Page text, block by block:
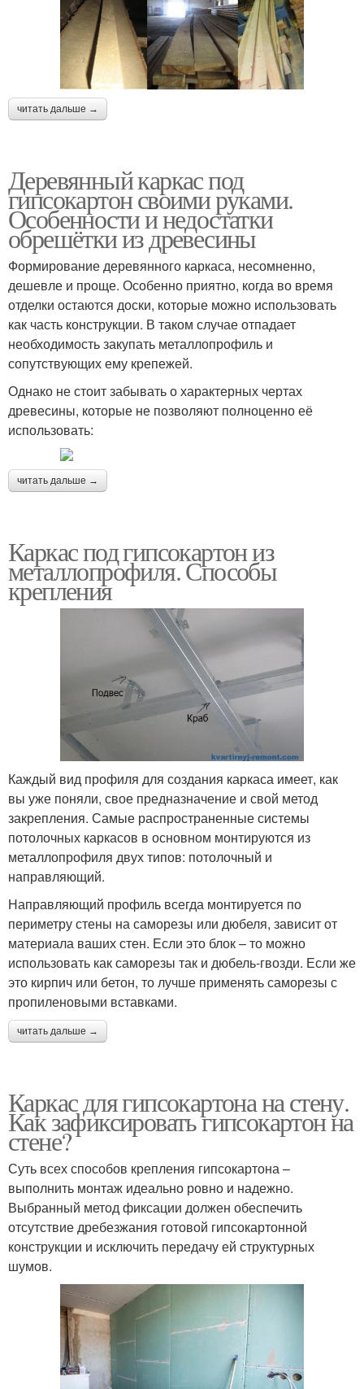
читать дальше →
Деревянный каркас под
гипсокартон своими руками.
Особенности и недостатки
обрешётки из древесины
Формирование деревянного каркаса, несомненно,
дешевле и проще. Особенно приятно, когда во время
отделки остаются доски, которые можно использовать
как часть конструкции. В таком случае отпадает
необходимость закупать металлопрофиль и
сопутствующих ему крепежей.
Однако не стоит забывать о характерных чертах
древесины, которые не позволяют полноценно её
использовать:
читать дальше →
Каркас под гипсокартон из
металлопрофиля. Способы
крепления
Каждый вид профиля для создания каркаса имеет, как
вы уже поняли, свое предназначение и свой метод
закрепления. Самые распространенные системы
потолочных каркасов в основном монтируются из
металлопрофиля двух типов: потолочный и
направляющий.
Направляющий профиль всегда монтируется по
периметру стены на саморезы или дюбеля, зависит от
материала ваших стен. Если это блок – то можно
использовать как саморезы так и дюбель-гвозди. Если же
это кирпич или бетон, то лучше применять саморезы с
пропиленовыми вставками.
читать дальше →
Каркас для гипсокартона на стену.
Как зафиксировать гипсокартон на
стене?
Суть всех способов крепления гипсокартона –
выполнить монтаж идеально ровно и надежно.
Выбранный метод фиксации должен обеспечить
отсутствие дребезжания готовой гипсокартонной
конструкции и исключить передачу ей структурных
шумов.